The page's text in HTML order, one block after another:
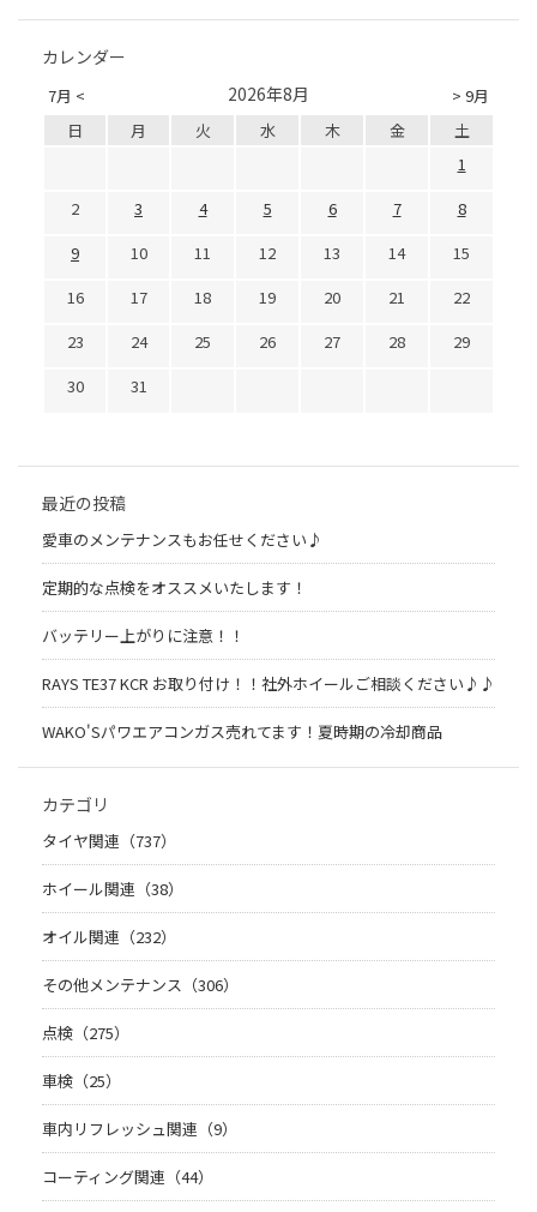
カレンダー
7月 < > 9月
2026年8月
日 月 火 水 木 金
土
1
2
3 4 5 6 7
8
9
10 11 12 13 14
15
16
17 18 19 20 21
22
23
24 25 26 27 28
29
30
31
最近の投稿
愛車のメンテナンスもお任せください♪
定期的な点検をオススメいたします！
バッテリー上がりに注意！！
RAYS TE37 KCR お取り付け！！社外ホイールご相談ください♪♪
WAKO'Sパワエアコンガス売れてます！夏時期の冷却商品
カテゴリ
タイヤ関連（737）
ホイール関連（38）
オイル関連（232）
その他メンテナンス（306）
点検（275）
車検（25）
車内リフレッシュ関連（9）
コーティング関連（44）